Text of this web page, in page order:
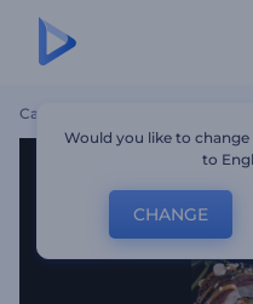
Casa
Would you like to
to
CHANGE